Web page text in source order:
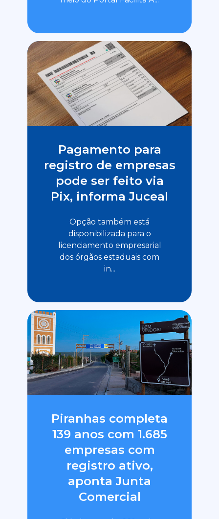
Pagamento para
registro de empresas
pode ser feito via
Pix, informa Juceal
Opção também está
disponibilizada para o
licenciamento empresarial
dos órgãos estaduais com
in...
Piranhas completa
139 anos com 1.685
empresas com
registro ativo,
aponta Junta
Comercial